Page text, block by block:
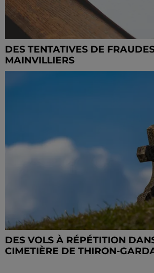
DES TENTATIVES DE
MAINVILLIERS
DES VOLS À RÉPÉTITION
CIMETIÈRE DE THIRON-